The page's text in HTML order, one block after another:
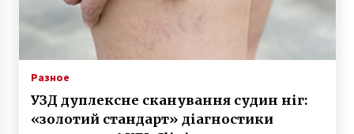
Разное
УЗД дуплексне сканування судин ніг:
«золотий стандарт» діагностики